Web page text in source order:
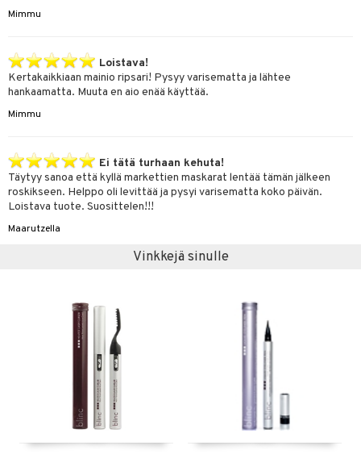
Mimmu
Loistava!
Kertakaikkiaan mainio ripsari! Pysyy varisematta ja lähtee
hankaamatta. Muuta en aio enää käyttää.
Mimmu
Ei tätä turhaan kehuta!
Täytyy sanoa että kyllä markettien maskarat lentää tämän jälkeen
roskikseen. Helppo oli levittää ja pysyi varisematta koko päivän.
Loistava tuote. Suosittelen!!!
Maarutzella
Vinkkejä sinulle